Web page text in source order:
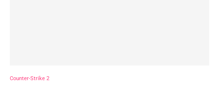
Counter-Strike 2